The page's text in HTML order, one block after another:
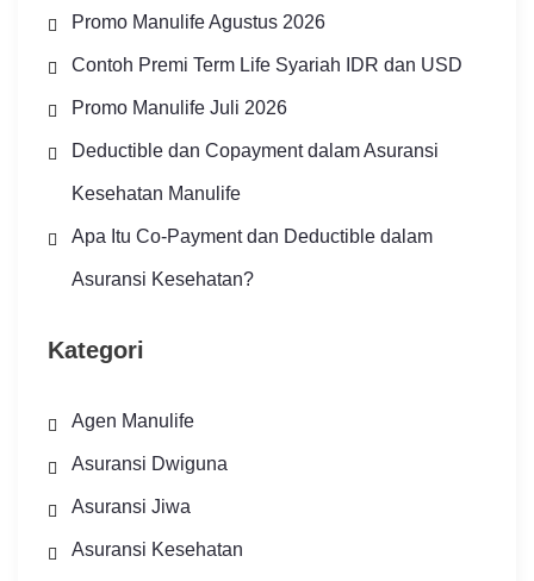
Promo Manulife Agustus 2026
Contoh Premi Term Life Syariah IDR dan USD
Promo Manulife Juli 2026
Deductible dan Copayment dalam Asuransi
Kesehatan Manulife
Apa Itu Co-Payment dan Deductible dalam
Asuransi Kesehatan?
Kategori
Agen Manulife
Asuransi Dwiguna
Asuransi Jiwa
Asuransi Kesehatan